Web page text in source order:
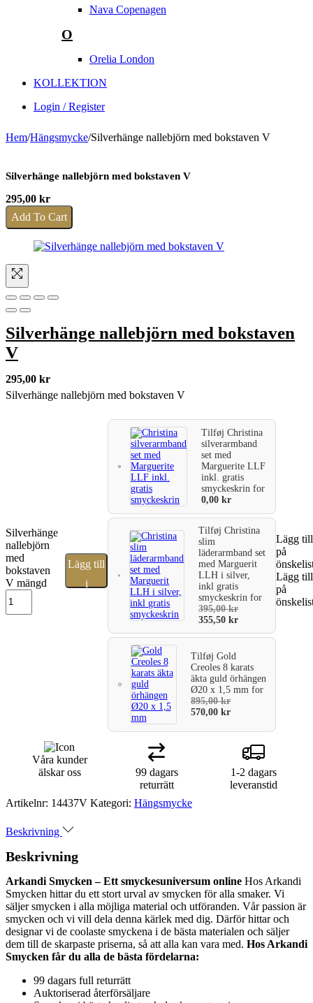
Nava Copenagen
O
Orelia London
KOLLEKTION
Login / Register
Hem/Hängsmycke/Silverhänge nallebjörn med bokstaven V
Silverhänge nallebjörn med bokstaven V
295,00 kr
Add To Cart
Silverhänge nallebjörn med bokstaven
V
295,00 kr
Silverhänge nallebjörn med bokstaven V
Silverhänge
nallebjörn
med
bokstaven
V mängd
Lägg till
i
TilføjChristina
silverarmband
set med
Marguerite LLF
inkl. gratis
smyckeskrinfor
0,00kr
TilføjChristina
slim
läderarmband set
med Marguerit
LLH i silver,
inkl gratis
smyckeskrinfor
395,00kr
355,50kr
TilføjGold
Creoles 8 karats
äkta guld örhängen
Ø20 x 1,5 mmfor
895,00kr
570,00kr
Lägg till
på
Lägg till
på
Våra kunder
älskar oss
99 dagars
returrätt
1-2 dagars
leveranstid
Artikelnr: 14437V Kategori: Hängsmycke
Beskrivning
Beskrivning
Arkandi Smycken – Ett smyckesuniversum online Hos Arkandi
Smycken hittar du ett stort urval av smycken för alla smaker. Vi
säljer smycken i alla möjliga material och utföranden. Vår passion är
smycken och vi vill dela denna kärlek med dig. Därför hittar och
designar vi de coolaste smyckena i de bästa materialen och säljer
dem till de skarpaste priserna, så att alla kan vara med. Hos Arkandi
Smycken får du alla de bästa fördelarna:
99 dagars full returrätt
Auktoriserad återförsäljare